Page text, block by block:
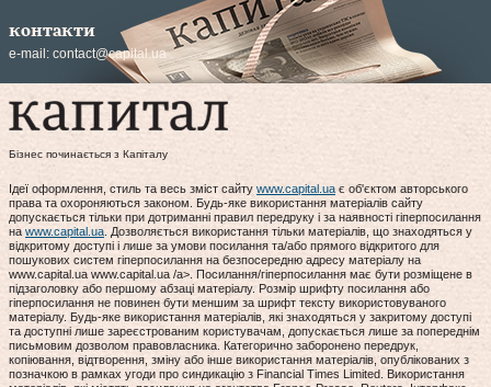
контакти
e-mail: contact@capital.ua
Бізнес починається з Капіталу
Ідеї оформлення, стиль та весь зміст сайту www.capital.ua є об'єктом авторського
права та охороняються законом. Будь-яке використання матеріалів сайту
допускається тільки при дотриманні правил передруку і за наявності гіперпосилання
на www.capital.ua . Дозволяється використання тільки матеріалів, що знаходяться у
відкритому доступі і лише за умови посилання та/або прямого відкритого для
пошукових систем гіперпосилання на безпосередню адресу матеріалу на
www.capital.ua www.capital.ua /a>. Посилання/гіперпосилання має бути розміщене в
підзаголовку або першому абзаці матеріалу. Розмір шрифту посилання або
гіперпосилання не повинен бути меншим за шрифт тексту використовуваного
матеріалу. Будь-яке використання матеріалів, які знаходяться у закритому доступі
та доступні лише зареєстрованим користувачам, допускається лише за попереднім
письмовим дозволом правовласника. Категорично заборонено передрук,
копіювання, відтворення, зміну або інше використання матеріалів, опублікованих з
позначкою в рамках угоди про синдикацію з Financial Times Limited. Використання